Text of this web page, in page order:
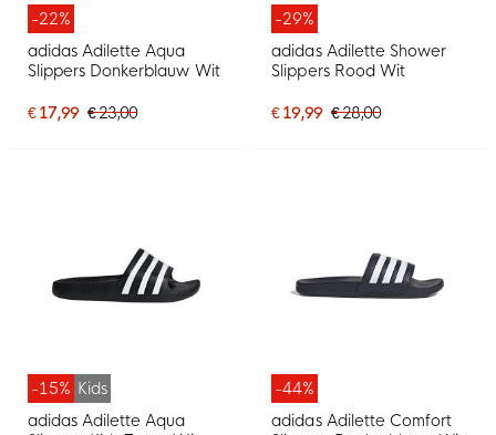
-22%
adidas Adilette Aqua
Slippers Donkerblauw Wit
€ 17,99 € 23,00
-29%
adidas Adilette Shower
Slippers Rood Wit
€ 19,99 € 28,00
-15% Kids
adidas Adilette Aqua
-44%
adidas Adilette Comfort